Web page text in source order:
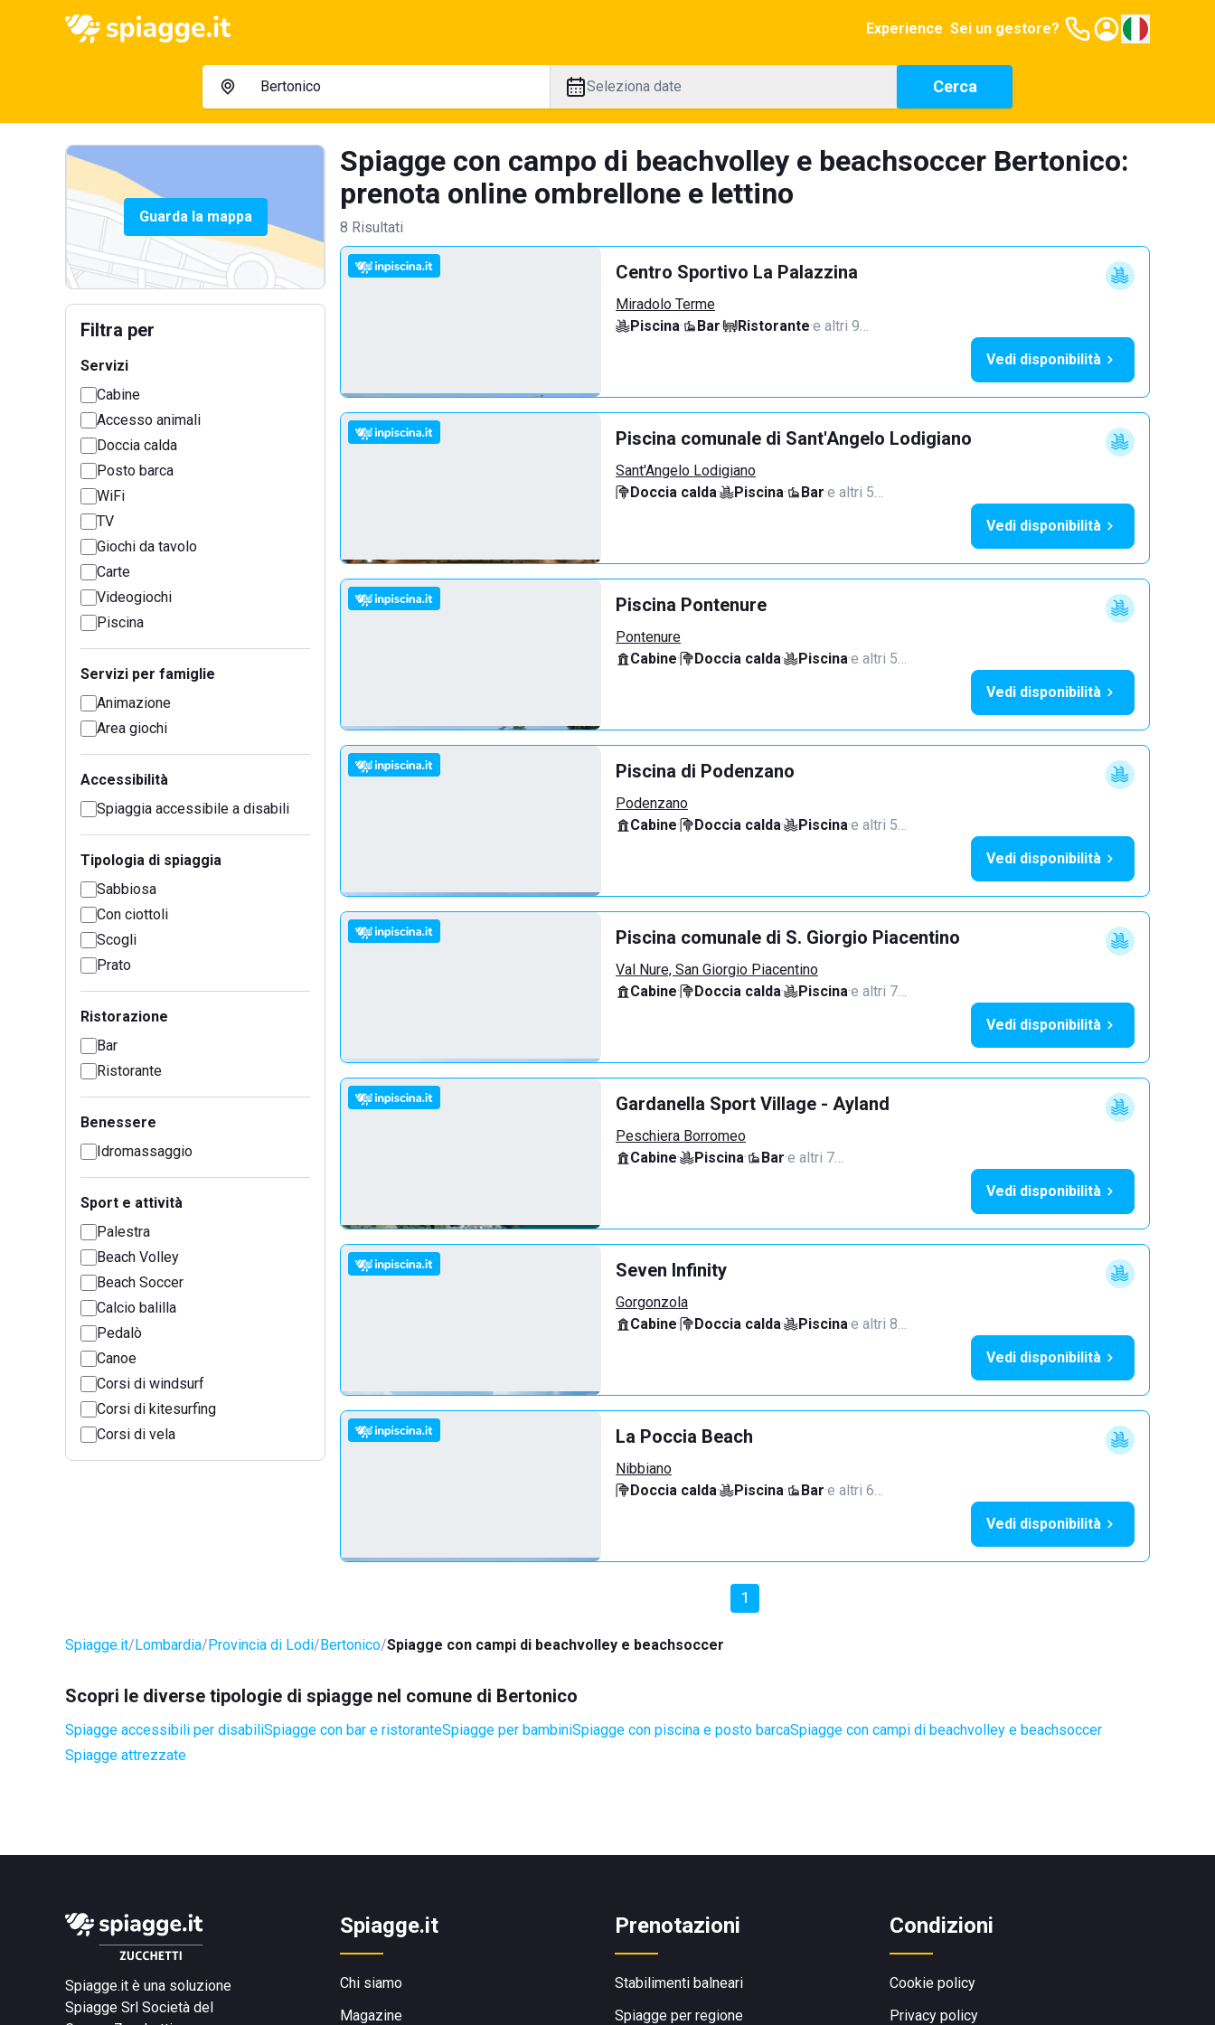
Experience Sei un gestore?
Seleziona date Cerca
Guarda la mappa
Filtra per
Servizi
Cabine
Accesso animali
Doccia calda
Posto barca
WiFi
TV
Giochi da tavolo
Carte
Videogiochi
Piscina
Servizi per famiglie
Animazione
Area giochi
Accessibilità
Spiaggia accessibile a disabili
Tipologia di spiaggia
Sabbiosa
Con ciottoli
Scogli
Prato
Ristorazione
Bar
Ristorante
Benessere
Idromassaggio
Sport e attività
Palestra
Beach Volley
Beach Soccer
Calcio balilla
Pedalò
Canoe
Corsi di windsurf
Corsi di kitesurfing
Corsi di vela
Spiagge con campo di beachvolley e beachsoccer Bertonico:
prenota online ombrellone e lettino
8 Risultati
Centro Sportivo La Palazzina
Miradolo Terme
Piscina· Bar· Ristorante·e altri 9…
Vedi disponibilità
Piscina comunale di Sant'Angelo Lodigiano
Sant'Angelo Lodigiano
Doccia calda· Piscina· Bar·e altri 5…
Vedi disponibilità
Piscina Pontenure
Pontenure
Cabine· Doccia calda· Piscina·e altri 5…
Vedi disponibilità
Piscina di Podenzano
Podenzano
Cabine· Doccia calda· Piscina·e altri 5…
Vedi disponibilità
Piscina comunale di S. Giorgio Piacentino
Val Nure, San Giorgio Piacentino
Cabine· Doccia calda· Piscina·e altri 7…
Vedi disponibilità
Gardanella Sport Village - Ayland
Peschiera Borromeo
Cabine· Piscina· Bar·e altri 7…
Vedi disponibilità
Seven Infinity
Gorgonzola
Cabine· Doccia calda· Piscina·e altri 8…
Vedi disponibilità
La Poccia Beach
Nibbiano
Doccia calda· Piscina· Bar·e altri 6…
Vedi disponibilità
1
Spiagge.it Lombardia Provincia di Lodi Bertonico Spiagge con campi di beachvolley e beachsoccer
Scopri le diverse tipologie di spiagge nel comune di Bertonico
Spiagge accessibili per disabiliSpiagge con bar e ristoranteSpiagge per bambiniSpiagge con piscina e posto barcaSpiagge con campi di beachvolley e beachsoccer
Spiagge attrezzate
Spiagge.it è una soluzione
Spiagge Srl Società del
Spiagge.it
Chi siamo
Magazine
Prenotazioni
Stabilimenti balneari
Spiagge per regione
Condizioni
Cookie policy
Privacy policy